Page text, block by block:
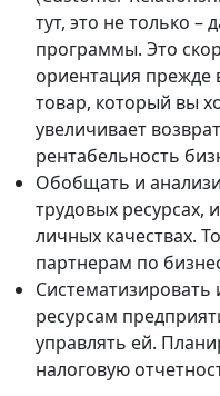
тут, это не только –
программы. Это
ориентация прежде
товар, который вы
увеличивает
рентабельность
Обобщать и
трудовых ресурсах,
личных качествах.
партнерам по
ресурсам
управлять ей.
налоговую